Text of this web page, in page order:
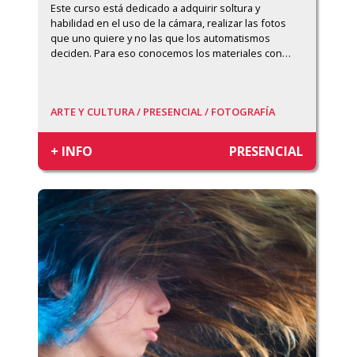
Este curso está dedicado a adquirir soltura y
habilidad en el uso de la cámara, realizar las fotos
que uno quiere y no las que los automatismos
deciden. Para eso conocemos los materiales con…
ARTE Y CULTURA / PRESENCIAL / FOTOGRAFÍA
+ INFO PRESENCIAL